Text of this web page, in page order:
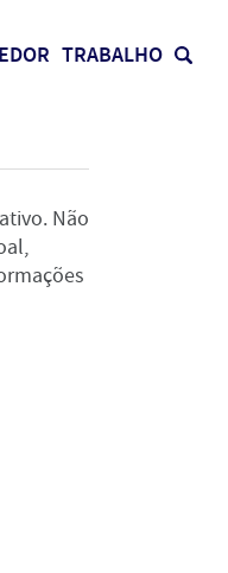
TRABALHO
Não